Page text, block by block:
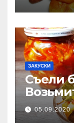
ЗАКУСКИ
Съели
05.09.2020